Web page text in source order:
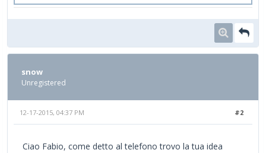
snow
Unregistered
#2
12-17-2015, 04:37 PM
Ciao Fabio, come detto al telefono trovo la tua idea